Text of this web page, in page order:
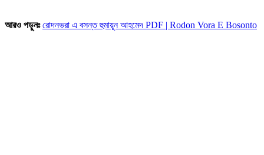
আরও পড়ুনঃরোদনভরা এ বসন্ত হুমায়ূন আহমেদ PDF | Rodon Vora E Bosonto